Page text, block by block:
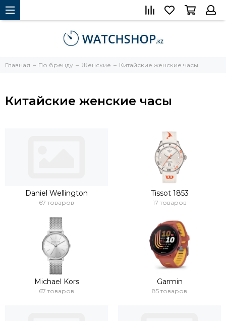
Главная По бренду Женские Китайские женские часы
Китайские женские часы
Daniel Wellington
67 товаров
Tissot 1853
17 товаров
Michael Kors
67 товаров
Garmin
85 товаров